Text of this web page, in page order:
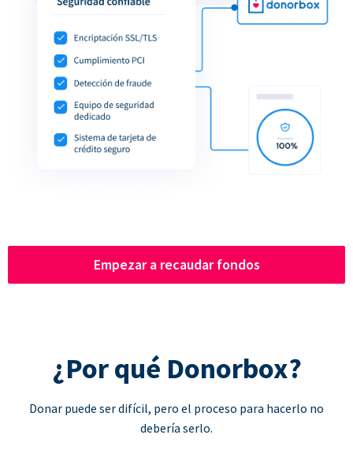
Empezar a recaudar fondos
¿Por qué Donorbox?
Donar puede ser difícil, pero el proceso para hacerlo no
debería serlo.